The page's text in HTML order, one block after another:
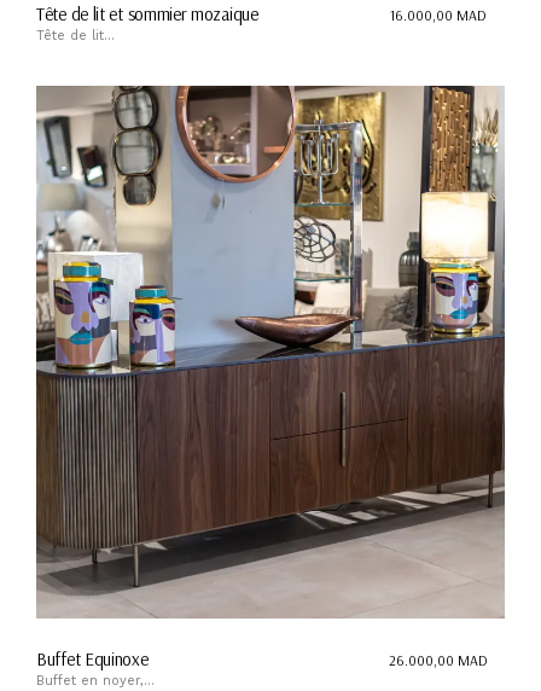
Tête de lit et sommier mozaique
Tête de lit...
16.000,00 MAD
Buffet Equinoxe
Buffet en noyer,...
26.000,00 MAD